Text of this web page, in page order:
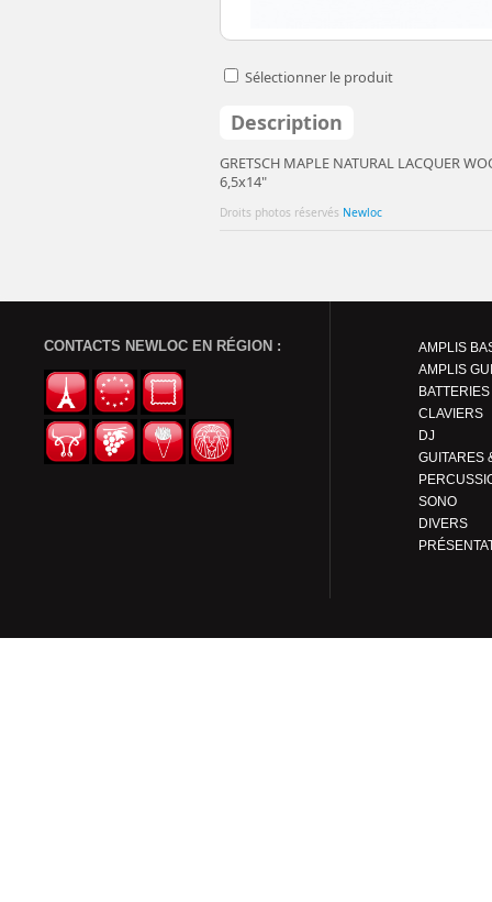
Sélectionner le produit
Description
GRETSCH MAPLE NATURAL LACQUER
6,5x14"
Droits photos réservés Newloc
CONTACTS NEWLOC EN RÉGION :
AMPLIS
AMPLIS
BATTERIES
CLAVIERS
DJ
SONO
DIVERS